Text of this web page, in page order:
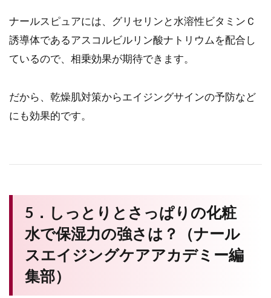
ナールスピュアには、グリセリンと水溶性ビタミンＣ
誘導体であるアスコルビルリン酸ナトリウムを配合し
ているので、相乗効果が期待できます。
だから、乾燥肌対策からエイジングサインの予防など
にも効果的です。
5．しっとりとさっぱりの化粧
水で保湿力の強さは？（ナール
スエイジングケアアカデミー編
集部）